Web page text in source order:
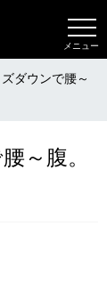
メニュー
ダウンで腰～
～腹。